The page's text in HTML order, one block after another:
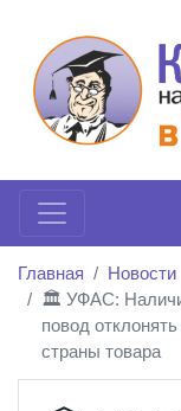
Главная
Новости
🏛️ УФАС:
повод
страны товара